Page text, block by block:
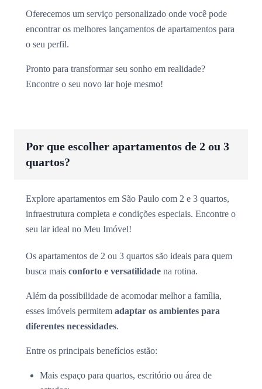
Oferecemos um serviço personalizado onde você pode
encontrar os melhores lançamentos de apartamentos para
o seu perfil.
Pronto para transformar seu sonho em realidade?
Encontre o seu novo lar hoje mesmo!
Por que escolher apartamentos de 2 ou 3
quartos?
Explore apartamentos em São Paulo com 2 e 3 quartos,
infraestrutura completa e condições especiais. Encontre o
seu lar ideal no Meu Imóvel!
Os apartamentos de 2 ou 3 quartos são ideais para quem
busca mais conforto e versatilidade na rotina.
Além da possibilidade de acomodar melhor a família,
esses imóveis permitem adaptar os ambientes para
diferentes necessidades.
Entre os principais benefícios estão:
Mais espaço para quartos, escritório ou área de